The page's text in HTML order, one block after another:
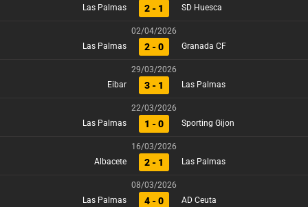
Las Palmas 2 - 1 SD Huesca
02/04/2026
Las Palmas
2 - 0 Granada CF
29/03/2026
Eibar
3 - 1 Las Palmas
22/03/2026
Las Palmas
1 - 0 Sporting Gijon
16/03/2026
Albacete
2 - 1 Las Palmas
08/03/2026
Las Palmas
4 - 0 AD Ceuta